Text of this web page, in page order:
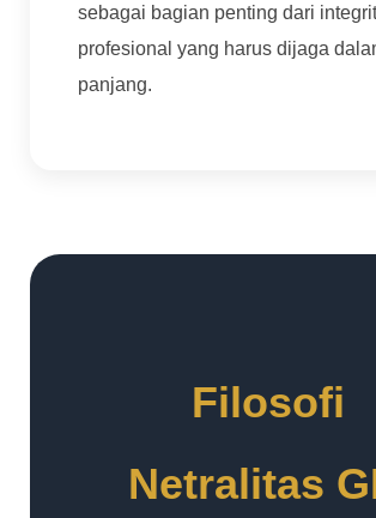
sebagai bagian penting dari
profesional yang harus dijaga
panjang.
Filosofi
Netralitas